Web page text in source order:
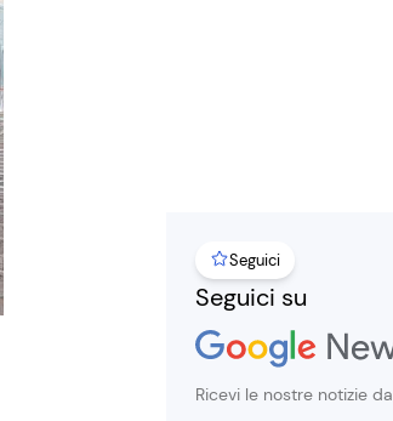
Seguici
Seguici su
Ricevi le nostre notizie da